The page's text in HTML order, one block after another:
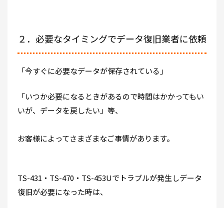
２．必要なタイミングでデータ復旧業者に依頼
「今すぐに必要なデータが保存されている」
「いつか必要になるときがあるので時間はかかってもい
いが、データを戻したい」等、
お客様によってさまざまなご事情があります。
TS-431・TS-470・TS-453Uでトラブルが発生しデータ
復旧が必要になった時は、